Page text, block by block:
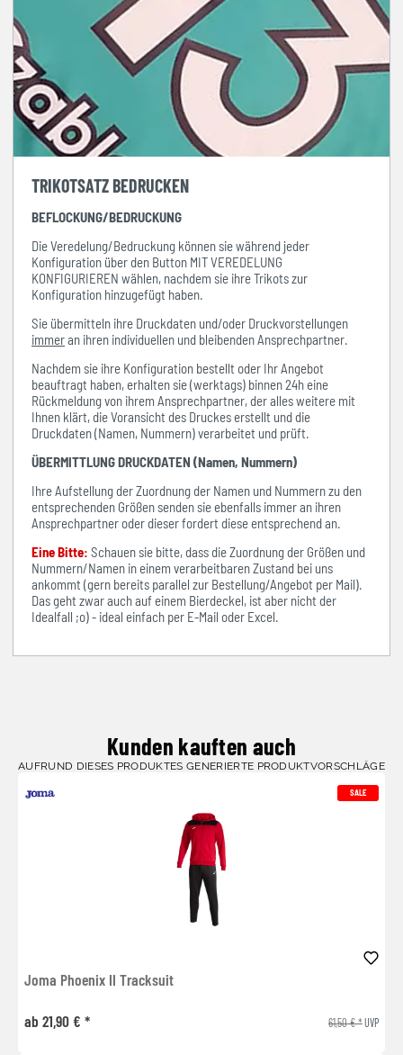
TRIKOTSATZ BEDRUCKEN
BEFLOCKUNG/BEDRUCKUNG
Die Veredelung/Bedruckung können sie während jeder
Konfiguration über den Button MIT VEREDELUNG
KONFIGURIEREN wählen, nachdem sie ihre Trikots zur
Konfiguration hinzugefügt haben.
Sie übermitteln ihre Druckdaten und/oder Druckvorstellungen
immeran ihren individuellen und bleibenden Ansprechpartner.
Nachdem sie ihre Konfiguration bestellt oder Ihr Angebot
beauftragt haben, erhalten sie (werktags) binnen 24h eine
Rückmeldung von ihrem Ansprechpartner, der alles weitere mit
Ihnen klärt, die Voransicht des Druckes erstellt und die
Druckdaten (Namen, Nummern) verarbeitet und prüft.
ÜBERMITTLUNG DRUCKDATEN (Namen, Nummern)
Ihre Aufstellung der Zuordnung der Namen und Nummern zu den
entsprechenden Größen senden sie ebenfalls immer an ihren
Ansprechpartner oder dieser fordert diese entsprechend an.
Eine Bitte: Schauen sie bitte, dass die Zuordnung der Größen und
Nummern/Namen in einem verarbeitbaren Zustand bei uns
ankommt (gern bereits parallel zur Bestellung/Angebot per Mail).
Das geht zwar auch auf einem Bierdeckel, ist aber nicht der
Idealfall ;o) - ideal einfach per E-Mail oder Excel.
Kunden kauften auch
AUFRUND DIESES PRODUKTES GENERIERTE PRODUKTVORSCHLÄGE
SALE
Joma Phoenix II Tracksuit
ab 21,90 € * 61,50 € *UVP